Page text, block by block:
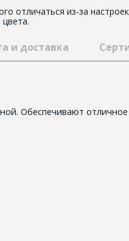
отличаться из-за настроек
и доставка
Обеспечивают отличное